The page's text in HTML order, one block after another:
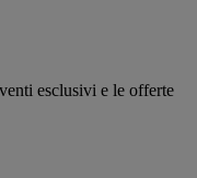
esclusivi e le offerte